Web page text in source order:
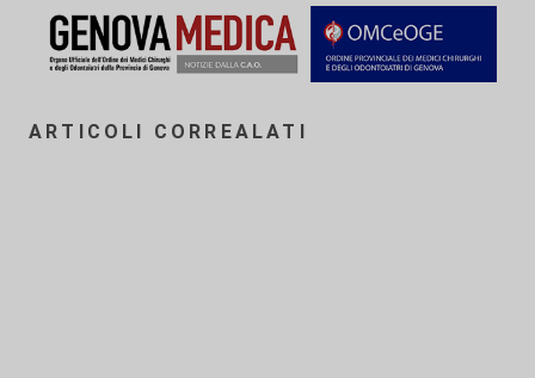
ARTICOLI CORREALATI